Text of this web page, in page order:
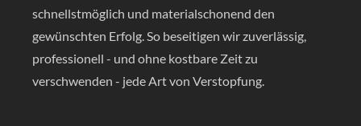
schnellstmöglich und materialschonend den
gewünschten Erfolg. So beseitigen wir zuverlässig,
professionell - und ohne kostbare Zeit zu
verschwenden - jede Art von Verstopfung.